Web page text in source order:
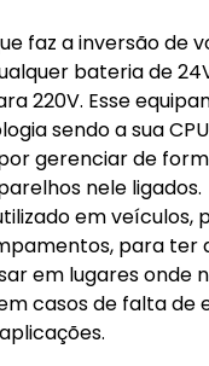
faz a inversão de
bateria de
220V. Esse
sendo a sua
gerenciar de
nele ligados.
em veículos,
para ter
em lugares onde
casos de falta de